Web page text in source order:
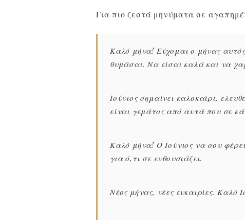
Για πιο ζεστά μηνύματα σε
Καλό μήνα! Εύχομαι ο μήνας
θυμάσαι. Να είσαι καλά και να
Ιούνιος σημαίνει καλοκαίρι,
είναι γεμάτος από αυτά που σε
Καλό μήνα! Ο Ιούνιος να σου
για ό,τι σε ενθουσιάζει.
Νέος μήνας, νέες ευκαιρίες. Καλό